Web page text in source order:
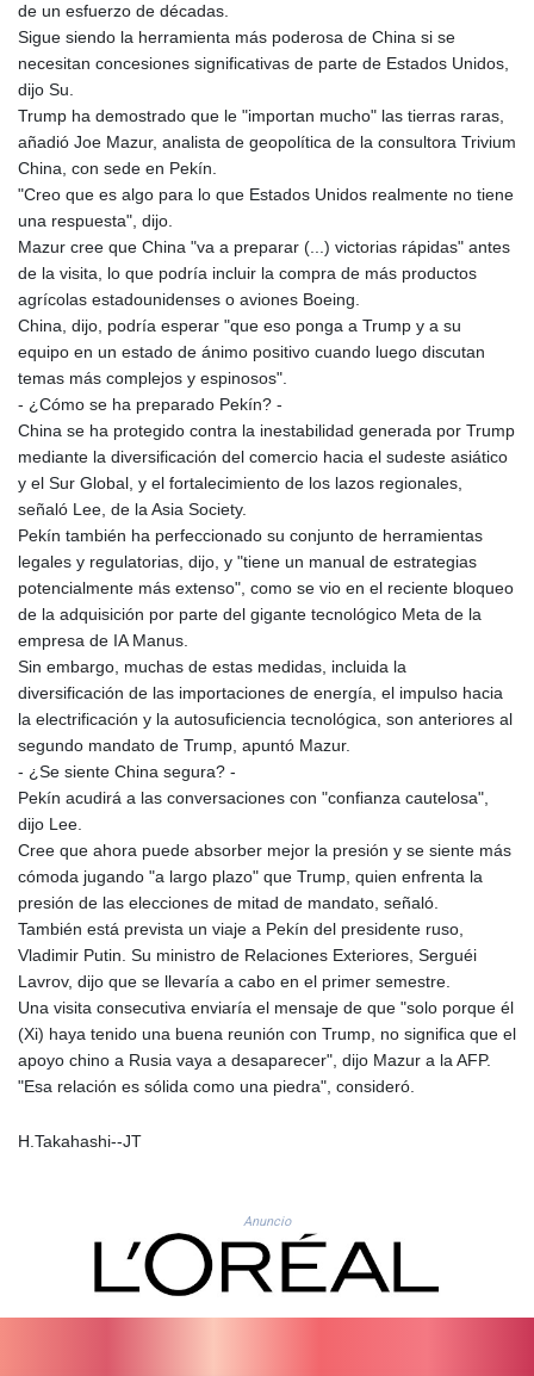
MNT 4159.0218
MOP 9.314584
MUR 54.419742
MVR 17.862733
1998.775164
MYR 4.728715
MZN 73.882892
NAD 18.726567
1577.963717
NIO 42.419473
NOK 10.99759
NPR 175.501819
NZD 1.966719
OMR 0.442445
PEN 3.903651
PGK 5.093937
PHP 70.183258
PKR 320.014324
PYG
6853.914834
QAR 4.213648
RON 5.244583
RUB 94.338828
1694.978938
SAR 4.345489
SBD 9.325039
SCR 16.705092
SDG 694.263698
SEK 10.961095
SGD 1.477661
SLE 28.445176
SOS 658.791814
SRD 43.778814
THB 38.210709
TJS 10.633568
TMT 4.058036
TND 3.386358
de un esfuerzo de décadas.
Sigue siendo la herramienta más poderosa de China si se
necesitan concesiones significativas de parte de Estados Unidos,
dijo Su.
Trump ha demostrado que le "importan mucho" las tierras raras,
añadió Joe Mazur, analista de geopolítica de la consultora Trivium
China, con sede en Pekín.
"Creo que es algo para lo que Estados Unidos realmente no tiene
una respuesta", dijo.
Mazur cree que China "va a preparar (...) victorias rápidas" antes
de la visita, lo que podría incluir la compra de más productos
agrícolas estadounidenses o aviones Boeing.
China, dijo, podría esperar "que eso ponga a Trump y a su
equipo en un estado de ánimo positivo cuando luego discutan
temas más complejos y espinosos".
- ¿Cómo se ha preparado Pekín? -
China se ha protegido contra la inestabilidad generada por Trump
mediante la diversificación del comercio hacia el sudeste asiático
y el Sur Global, y el fortalecimiento de los lazos regionales,
señaló Lee, de la Asia Society.
Pekín también ha perfeccionado su conjunto de herramientas
legales y regulatorias, dijo, y "tiene un manual de estrategias
potencialmente más extenso", como se vio en el reciente bloqueo
de la adquisición por parte del gigante tecnológico Meta de la
empresa de IA Manus.
Sin embargo, muchas de estas medidas, incluida la
diversificación de las importaciones de energía, el impulso hacia
la electrificación y la autosuficiencia tecnológica, son anteriores al
segundo mandato de Trump, apuntó Mazur.
- ¿Se siente China segura? -
Pekín acudirá a las conversaciones con "confianza cautelosa",
dijo Lee.
Cree que ahora puede absorber mejor la presión y se siente más
cómoda jugando "a largo plazo" que Trump, quien enfrenta la
presión de las elecciones de mitad de mandato, señaló.
También está prevista un viaje a Pekín del presidente ruso,
Vladimir Putin. Su ministro de Relaciones Exteriores, Serguéi
Lavrov, dijo que se llevaría a cabo en el primer semestre.
Una visita consecutiva enviaría el mensaje de que "solo porque él
(Xi) haya tenido una buena reunión con Trump, no significa que el
apoyo chino a Rusia vaya a desaparecer", dijo Mazur a la AFP.
"Esa relación es sólida como una piedra", consideró.
H.Takahashi--JT
Anuncio